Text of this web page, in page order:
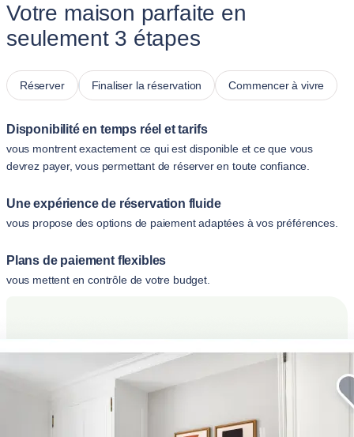
Votre maison parfaite en
seulement 3 étapes
Réserver Finaliser la réservation Commencer à vivre
Disponibilité en temps réel et tarifs
vous montrent exactement ce qui est disponible et ce que vous
devrez payer, vous permettant de réserver en toute confiance.
Une expérience de réservation fluide
vous propose des options de paiement adaptées à vos préférences.
Plans de paiement flexibles
vous mettent en contrôle de votre budget.